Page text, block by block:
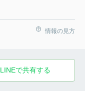
情報の見方
LINEで共有する